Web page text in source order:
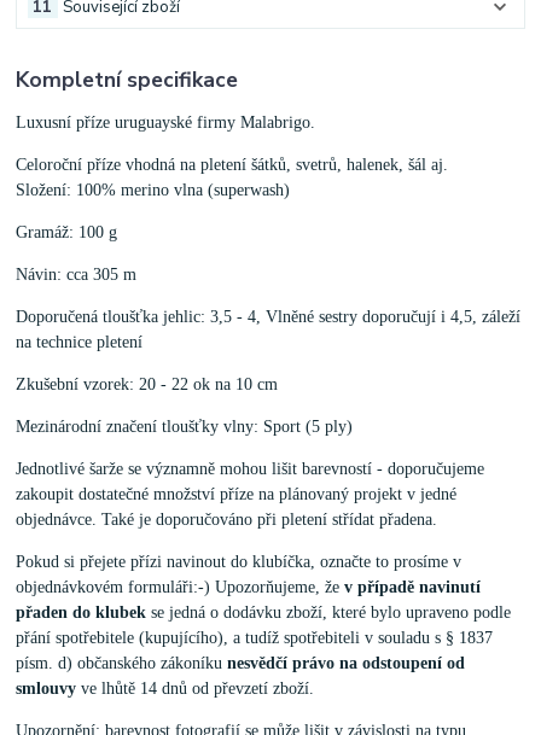
Související zboží
11
Kompletní specifikace
Luxusní příze uruguayské firmy Malabrigo.
Celoroční příze vhodná na pletení šátků, svetrů, halenek, šál aj.
Složení: 100% merino vlna (superwash)
Gramáž: 100 g
Návin: cca 305 m
Doporučená tloušťka jehlic: 3,5 - 4, Vlněné sestry doporučují i 4,5, záleží
na technice pletení
Zkušební vzorek: 20 - 22 ok na 10 cm
Mezinárodní značení tloušťky vlny: Sport (5 ply)
Jednotlivé šarže se významně mohou lišit barevností - doporučujeme
zakoupit dostatečné množství příze na plánovaný projekt v jedné
objednávce. Také je doporučováno při pletení střídat přadena.
Pokud si přejete přízi navinout do klubíčka, označte to prosíme v
objednávkovém formuláři:-) Upozorňujeme, žev případě navinutí
přaden do klubek se jedná o dodávku zboží, které bylo upraveno podle
přání spotřebitele (kupujícího), a tudíž spotřebiteli v souladu s § 1837
písm. d) občanského zákoníkunesvědčí právo na odstoupení od
smlouvy ve lhůtě 14 dnů od převzetí zboží.
Upozornění: barevnost fotografií se může lišit v závislosti na typu